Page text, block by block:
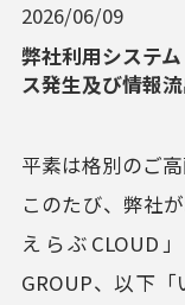
2026/06/09
弊社利用システ
ス発生及び情報
平素は格別のご
このたび、弊社
えらぶCLOUD
GROUP、以下